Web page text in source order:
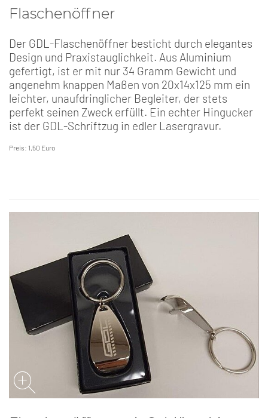
Flaschenöffner
Der GDL-Flaschenöffner besticht durch elegantes
Design und Praxistauglichkeit. Aus Aluminium
gefertigt, ist er mit nur 34 Gramm Gewicht und
angenehm knappen Maßen von 20x14x125 mm ein
leichter, unaufdringlicher Begleiter, der stets
perfekt seinen Zweck erfüllt. Ein echter Hingucker
ist der GDL-Schriftzug in edler Lasergravur.
Preis: 1,50 Euro